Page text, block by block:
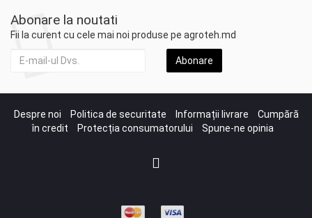
Abonare la noutati
Fii la curent cu cele mai noi produse pe agroteh.md
Abonare
Despre noi Politica de securitate Informații livrare
Cumpără
în credit
Protecția consumatorului Spune-ne opinia